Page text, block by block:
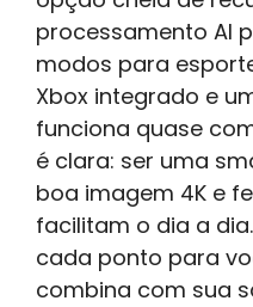
processamento AI
modos para
Xbox integrado e
funciona quase
é clara: ser uma
boa imagem 4K e
facilitam o dia a
cada ponto para
combina com sua